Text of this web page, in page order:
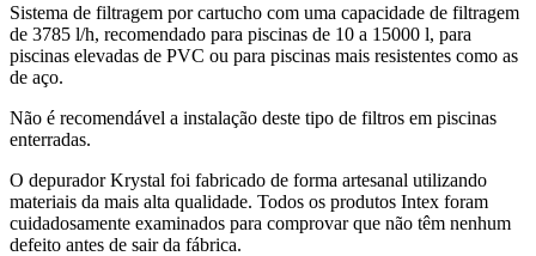
Sistema de filtragem por cartucho com uma capacidade de filtragem
de 3785 l/h, recomendado para piscinas de 10 a 15000 l, para
piscinas elevadas de PVC ou para piscinas mais resistentes como as
de aço.
Não é recomendável a instalação deste tipo de filtros em piscinas
enterradas.
O depurador Krystal foi fabricado de forma artesanal utilizando
materiais da mais alta qualidade. Todos os produtos Intex foram
cuidadosamente examinados para comprovar que não têm nenhum
defeito antes de sair da fábrica.